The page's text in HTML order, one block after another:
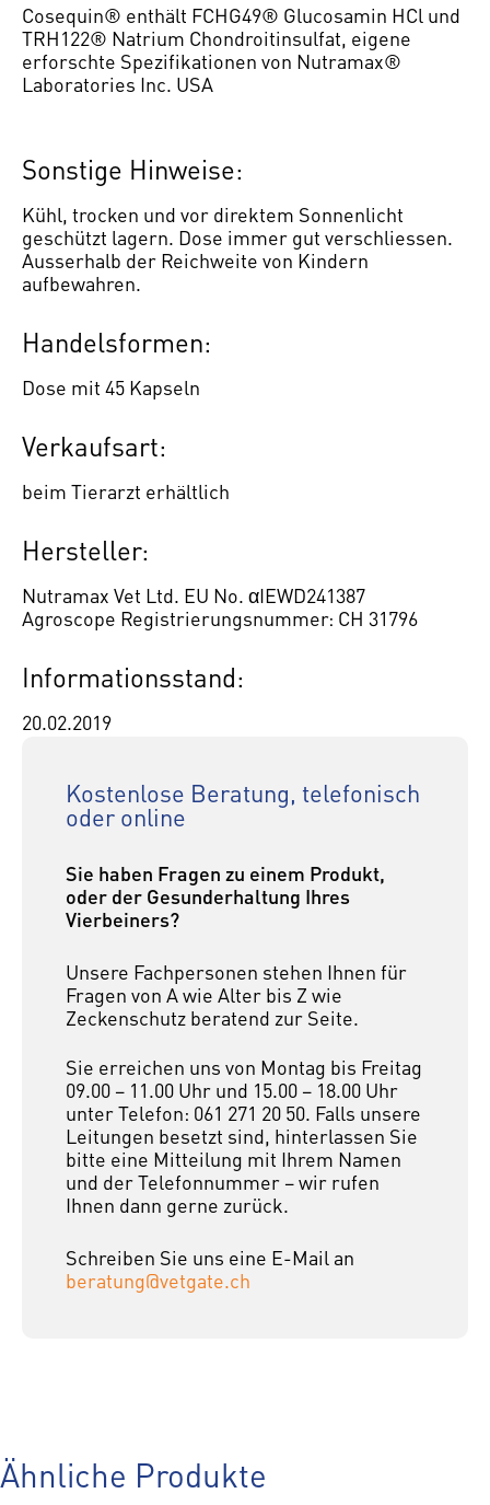
Cosequin® enthält FCHG49® Glucosamin HCl und
TRH122® Natrium Chondroitinsulfat, eigene
erforschte Spezifikationen von Nutramax®
Laboratories Inc. USA
Sonstige Hinweise:
Kühl, trocken und vor direktem Sonnenlicht
geschützt lagern. Dose immer gut verschliessen.
Ausserhalb der Reichweite von Kindern
aufbewahren.
Handelsformen:
Dose mit 45 Kapseln
Verkaufsart:
beim Tierarzt erhältlich
Hersteller:
Nutramax Vet Ltd. EU No. αIEWD241387
Agroscope Registrierungsnummer: CH 31796
Informationsstand:
20.02.2019
Kostenlose Beratung, telefonisch
oder online
Sie haben Fragen zu einem Produkt,
oder der Gesunderhaltung Ihres
Vierbeiners?
Unsere Fachpersonen stehen Ihnen für
Fragen von A wie Alter bis Z wie
Zeckenschutz beratend zur Seite.
Sie erreichen uns von Montag bis Freitag
09.00 – 11.00 Uhr und 15.00 – 18.00 Uhr
unter Telefon: 061 271 20 50. Falls unsere
Leitungen besetzt sind, hinterlassen Sie
bitte eine Mitteilung mit Ihrem Namen
und der Telefonnummer – wir rufen
Ihnen dann gerne zurück.
Schreiben Sie uns eine E-Mail an
beratung@vetgate.ch
Ähnliche Produkte